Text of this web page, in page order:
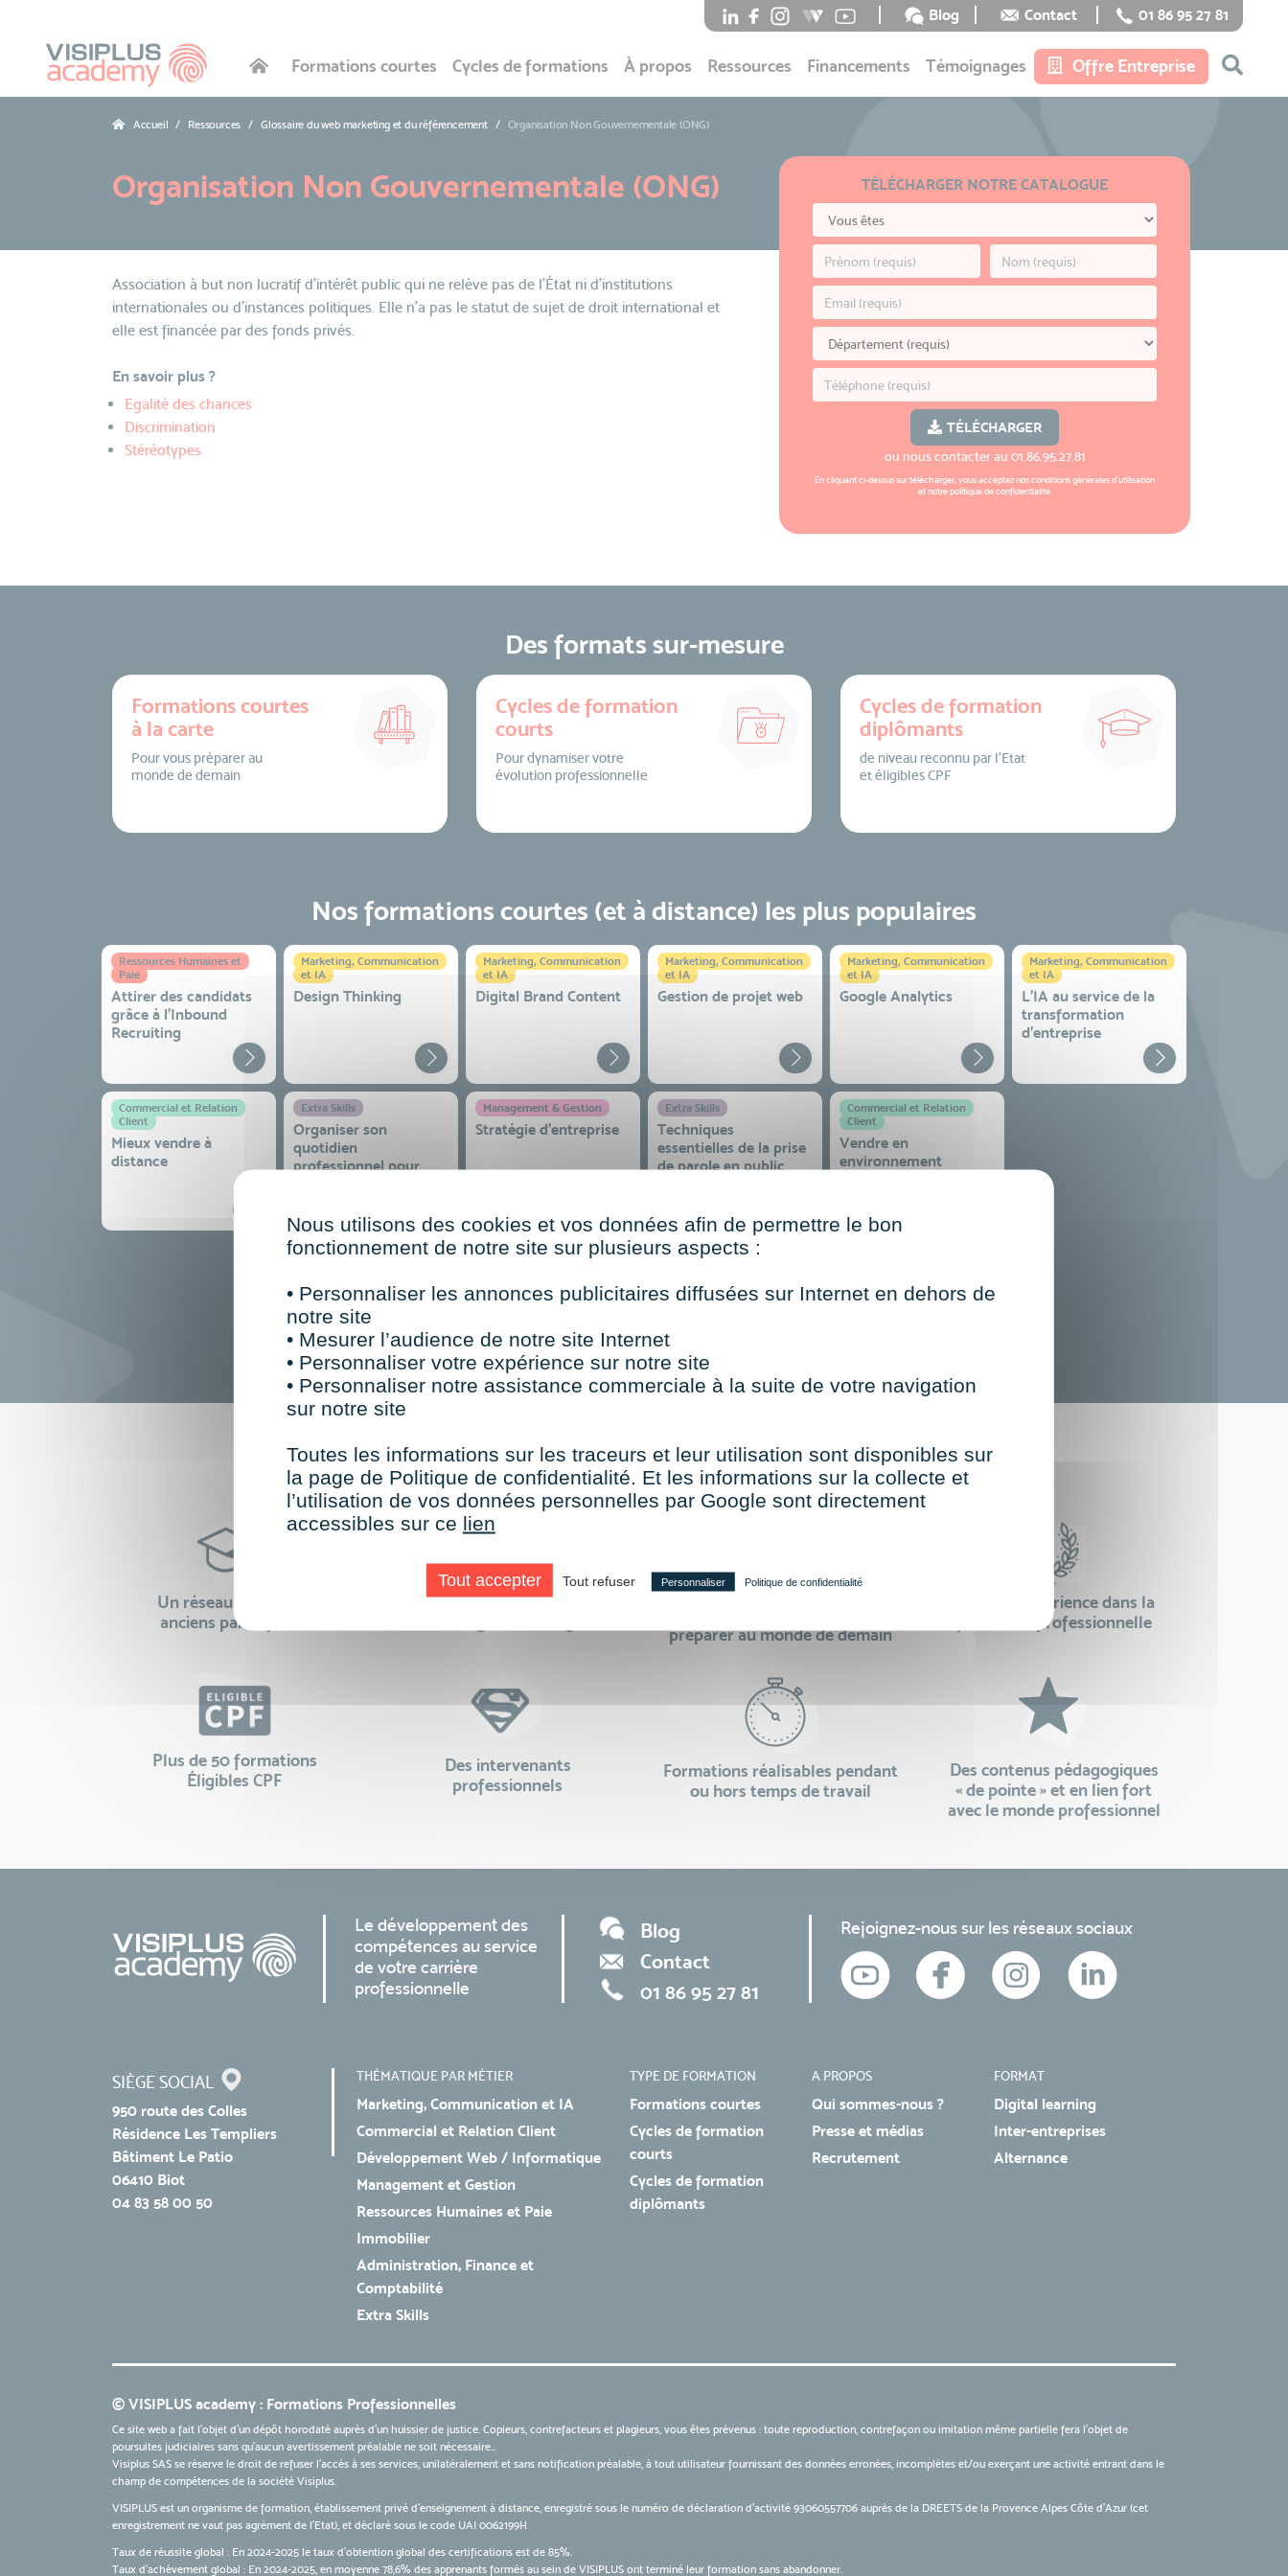
Blog Contact 01 86 95 27 81
Formations courtes Cycles de formations À propos Ressources Financements Témoignages Offre Entreprise
Accueil Ressources Glossaire du web marketing et du référencement Organisation Non Gouvernementale (ONG)
Organisation Non Gouvernementale (ONG) TÉLÉCHARGER NOTRE CATALOGUE
TÉLÉCHARGER
ou nous contacter au 01.86.95.27.81
En cliquant ci-dessus sur télécharger, vous acceptez nosconditions générales d'utilisation
et notrepolitique de confidentialité.
Association à but non lucratif d'intérêt public qui ne relève pas de l'État ni d'institutions
internationales ou d'instances politiques. Elle n'a pas le statut de sujet de droit international et
elle est financée par des fonds privés.
En savoir plus ?
Egalité des chances
Discrimination
Stéréotypes
Des formats sur-mesure
Formations courtes
à la carte
Pour vous préparer au
monde de demain
Cycles de formation
courts
Pour dynamiser votre
évolution professionnelle
Cycles de formation
diplômants
de niveau reconnu par l’Etat
et éligibles CPF
Nos formations courtes (et à distance) les plus populaires
Ressources Humaines et
Paie
Attirer des candidats
grâce à l’Inbound
Recruiting
Marketing, Communication
et IA
Design Thinking
Marketing, Communication
et IA
Digital Brand Content
Marketing, Communication
et IA
Gestion de projet web
Marketing, Communication
et IA
Google Analytics
Marketing, Communication
et IA
L'IA au service de la
transformation
d'entreprise
Commercial et Relation
Client
Mieux vendre à
distance
Extra Skills
Organiser son
quotidien
professionnel pour
Management & Gestion
Stratégie d’entreprise
Extra Skills
Techniques
essentielles de la prise
de parole en public
Commercial et Relation
Client
Vendre en
environnement
TOUTES NOS FORMATIONS COURTES
Faire le choix de VISIPLUS academy c’est
Un réseau de 22 000
anciens participants
100% des formations réalisables
préparer au monde de demain
24 ans d'expérience dans la
formation professionnelle
Plus de 50 formations
Éligibles CPF
Des intervenants
professionnels
Formations réalisables pendant
ou hors temps de travail
Des contenus pédagogiques
« de pointe » et en lien fort
avec le monde professionnel
Le développement des
compétences au service
de votre carrière
professionnelle
Blog
Contact
01 86 95 27 81
Rejoignez-nous sur les réseaux sociaux
SIÈGE SOCIAL
950 route des Colles
Résidence Les Templiers
Bâtiment Le Patio
06410 Biot
04 83 58 00 50
THÉMATIQUE PAR MÉTIER
Marketing, Communication et IA
Commercial et Relation Client
Développement Web / Informatique
Management et Gestion
Ressources Humaines et Paie
Immobilier
Administration, Finance et
Comptabilité
Extra Skills
TYPE DE FORMATION
Formations courtes
Cycles de formation
courts
Cycles de formation
diplômants
A PROPOS
Qui sommes-nous ?
Presse et médias
Recrutement
FORMAT
Digital learning
Inter-entreprises
Alternance
© VISIPLUS academy : Formations Professionnelles
Ce site web a fait l'objet d'un dépôt horodaté auprès d'un huissier de justice. Copieurs, contrefacteurs et plagieurs, vous êtes prévenus : toute reproduction, contrefaçon ou imitation même partielle fera l'objet de
poursuites judiciaires sans qu’aucun avertissement préalable ne soit nécessaire...
Visiplus SAS se réserve le droit de refuser l'accès à ses services, unilatéralement et sans notification préalable, à tout utilisateur fournissant des données erronées, incomplètes et/ou exerçant une activité entrant dans le
champ de compétences de la société Visiplus.
VISIPLUS est un organisme de formation, établissement privé d’enseignement à distance, enregistré sous le numéro de déclaration d’activité 93060557706 auprès de la DREETS de la Provence Alpes Côte d’Azur (cet
enregistrement ne vaut pas agrément de l’Etat), et déclaré sous le code UAI 0062199H
Taux de réussite global : En 2024-2025 le taux d'obtention global des certifications est de 85%.
Taux d’achèvement global : En 2024-2025, en moyenne 78,6% des apprenants formés au sein de VISIPLUS ont terminé leur formation sans abandonner.
Nous utilisons des cookies et vos données afin de permettre le bon
fonctionnement de notre site sur plusieurs aspects :
• Personnaliser les annonces publicitaires diffusées sur Internet en dehors de
notre site
• Mesurer l’audience de notre site Internet
• Personnaliser votre expérience sur notre site
• Personnaliser notre assistance commerciale à la suite de votre navigation
sur notre site
Toutes les informations sur les traceurs et leur utilisation sont disponibles sur
la page de Politique de confidentialité. Et les informations sur la collecte et
l’utilisation de vos données personnelles par Google sont directement
accessibles sur ce lien
Tout accepter Tout refuser Personnaliser Politique de confidentialité